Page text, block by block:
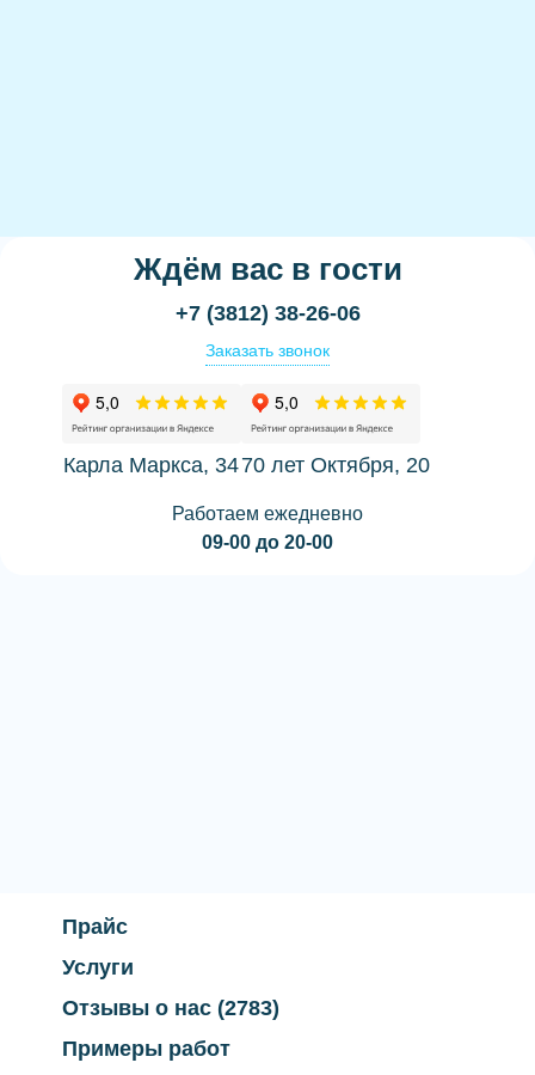
Ждём вас в гости
+7 (3812) 38-26-06
Заказать звонок
Карла Маркса, 3470 лет Октября, 20
Работаем ежедневно
09-00 до 20-00
Прайс
Услуги
Отзывы о нас (2783)
Примеры работ